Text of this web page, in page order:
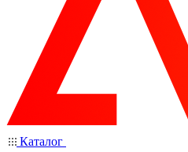
Каталог